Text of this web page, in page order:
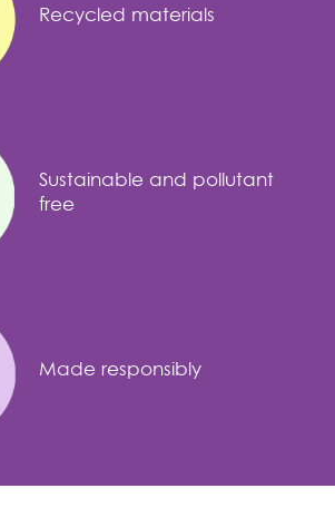
Recycled materials
Sustainable and pollutant
free
Made responsibly